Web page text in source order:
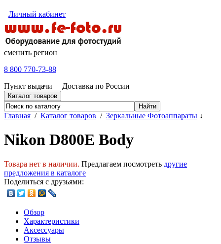
Личный кабинет
сменить регион
8 800 770-73-88
Пункт выдачи
Доставка по России
Каталог товаров
Главная / Каталог товаров / Зеркальные Фотоаппараты ↓
Nikon D800E Body
Товара нет в наличии. Предлагаем посмотреть другие
предложения в каталоге
Поделиться с друзьями:
Обзор
Характеристики
Аксессуары
Отзывы